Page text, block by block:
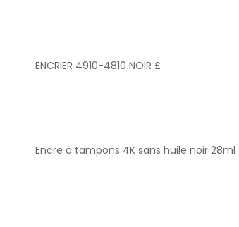
ENCRIER 4910-4810 NOIR £
Encre à tampons 4K sans huile noir 28ml